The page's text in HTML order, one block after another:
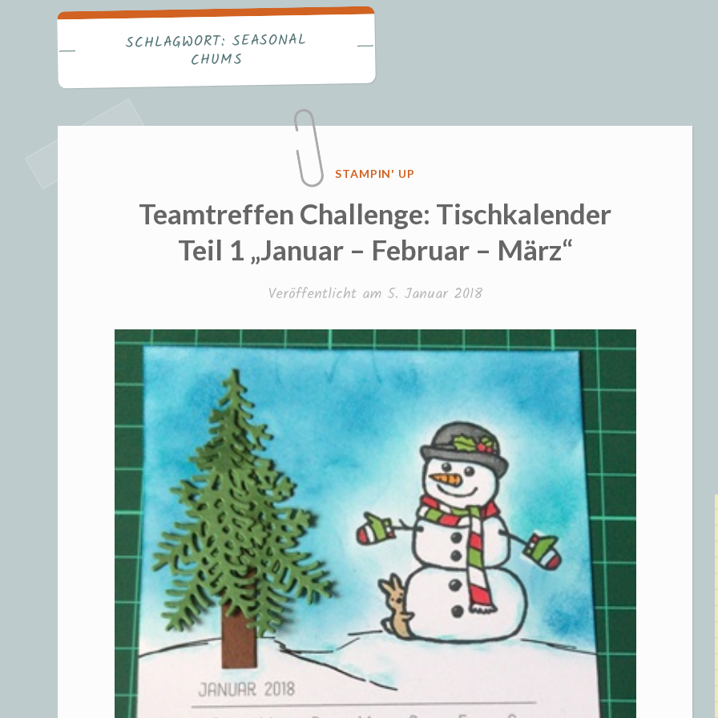
Freizeit und
SCHLAGWORT: SEASONAL
CHUMS
VERÖFFENTLICHT
STAMPIN' UP
Teamtreffen Challenge: Tischkalender
Teil 1 „Januar – Februar – März“
Veröffentlicht am 5. Januar 2018